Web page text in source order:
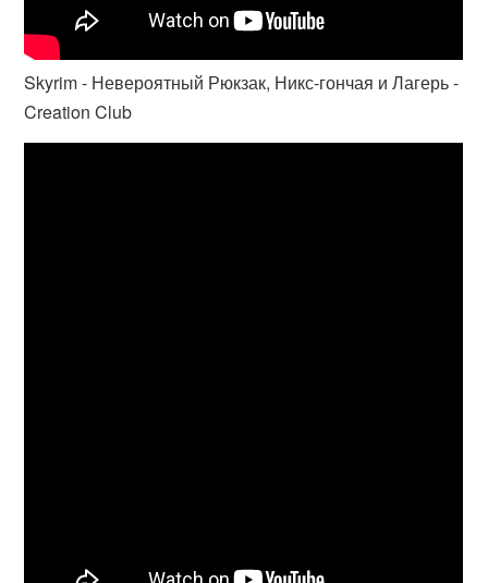
Skyrim - Невероятный Рюкзак, Никс-гончая и Лагерь -
Creation Club